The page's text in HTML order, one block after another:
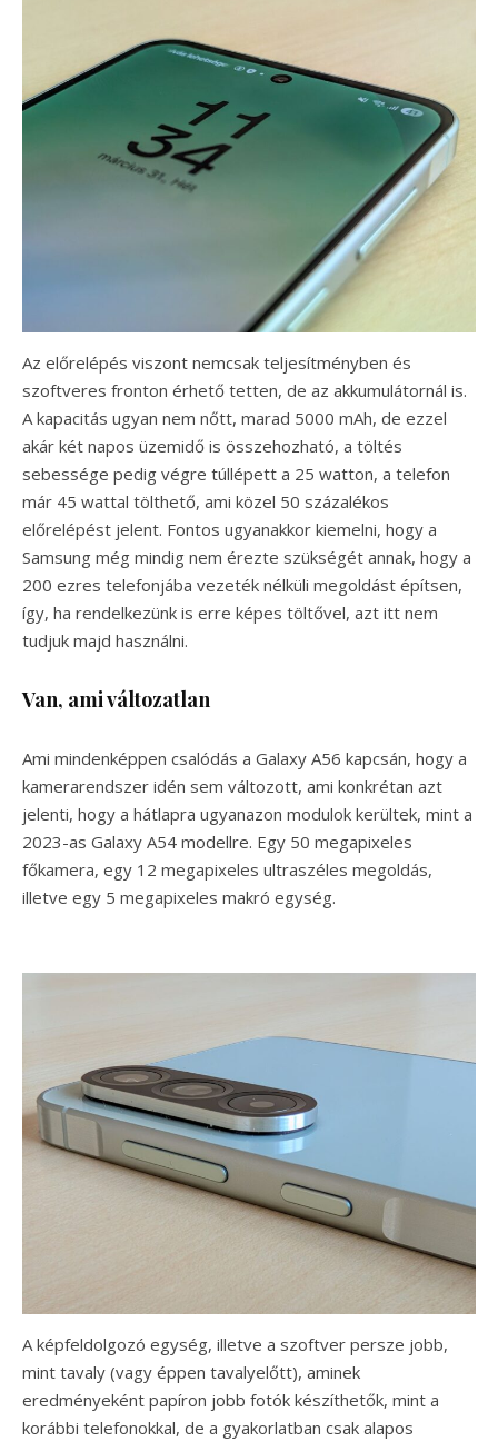
Az előrelépés viszont nemcsak teljesítményben és
szoftveres fronton érhető tetten, de az akkumulátornál is.
A kapacitás ugyan nem nőtt, marad 5000 mAh, de ezzel
akár két napos üzemidő is összehozható, a töltés
sebessége pedig végre túllépett a 25 watton, a telefon
már 45 wattal tölthető, ami közel 50 százalékos
előrelépést jelent. Fontos ugyanakkor kiemelni, hogy a
Samsung még mindig nem érezte szükségét annak, hogy a
200 ezres telefonjába vezeték nélküli megoldást építsen,
így, ha rendelkezünk is erre képes töltővel, azt itt nem
tudjuk majd használni.
Van, ami változatlan
Ami mindenképpen csalódás a Galaxy A56 kapcsán, hogy a
kamerarendszer idén sem változott, ami konkrétan azt
jelenti, hogy a hátlapra ugyanazon modulok kerültek, mint a
2023-as Galaxy A54 modellre. Egy 50 megapixeles
főkamera, egy 12 megapixeles ultraszéles megoldás,
illetve egy 5 megapixeles makró egység.
A képfeldolgozó egység, illetve a szoftver persze jobb,
mint tavaly (vagy éppen tavalyelőtt), aminek
eredményeként papíron jobb fotók készíthetők, mint a
korábbi telefonokkal, de a gyakorlatban csak alapos